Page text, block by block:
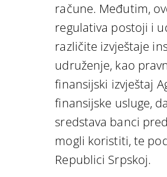
račune. Međutim,
regulativa postoji i
različite izvještaje
udruženje, kao
finansijski izvještaj
finansijske usluge,
sredstava banci
mogli koristiti, te
Republici Srpskoj.